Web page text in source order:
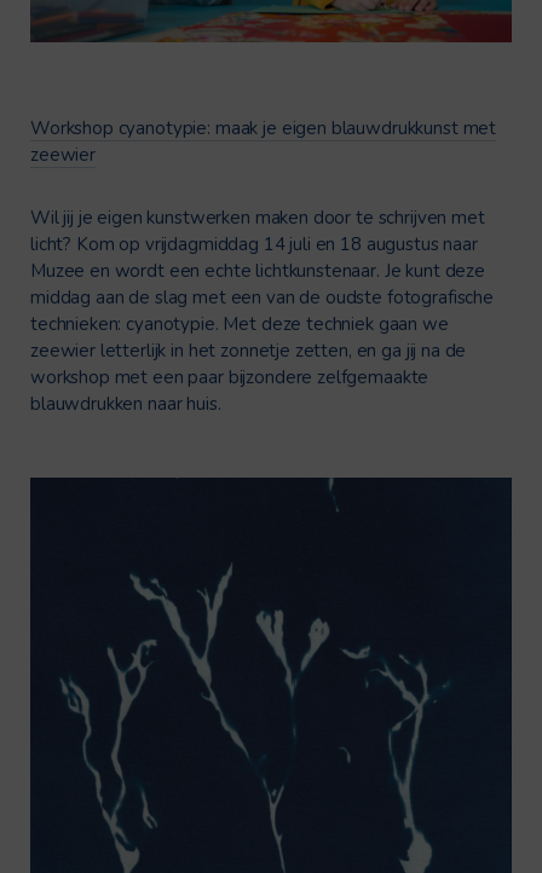
Workshop cyanotypie: maak je eigen blauwdrukkunst met
zeewier
Wil jij je eigen kunstwerken maken door te schrijven met
licht? Kom op vrijdagmiddag 14 juli en 18 augustus naar
Muzee en wordt een echte lichtkunstenaar. Je kunt deze
middag aan de slag met een van de oudste fotografische
technieken: cyanotypie. Met deze techniek gaan we
zeewier letterlijk in het zonnetje zetten, en ga jij na de
workshop met een paar bijzondere zelfgemaakte
blauwdrukken naar huis.